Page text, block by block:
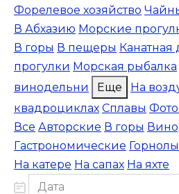
Форелевое хозяйство
В Абхазию Морские
В горы В пещеры Канатная
прогулки Морская рыбалка
винодельни
Еще На
квадроциклах Сплавы
Все Авторские В горы
Гастрономические
На катере На сапах На яхте